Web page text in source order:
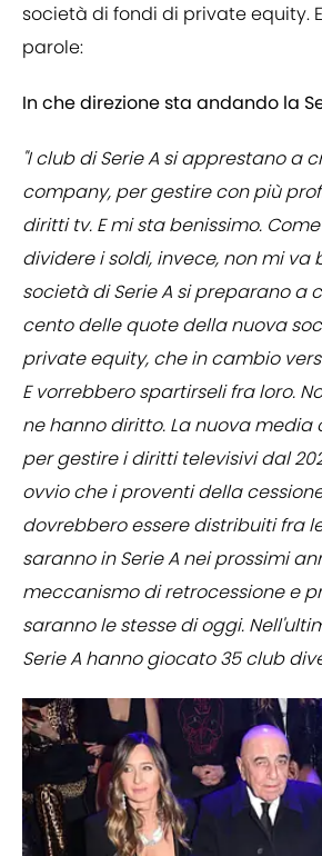
società di fondi di private equity.
parole:
In che direzione sta andando la
"I club di Serie A si apprestano a
company, per gestire con più
diritti tv. E mi sta benissimo.
dividere i soldi, invece, non mi va
società di Serie A si preparano a
cento delle quote della nuova
private equity, che in cambio
E vorrebbero spartirseli fra loro.
ne hanno diritto. La nuova
per gestire i diritti televisivi dal
ovvio che i proventi della
dovrebbero essere distribuiti fra
saranno in Serie A nei prossimi
meccanismo di retrocessione e
saranno le stesse di oggi.
Serie A hanno giocato 35 club